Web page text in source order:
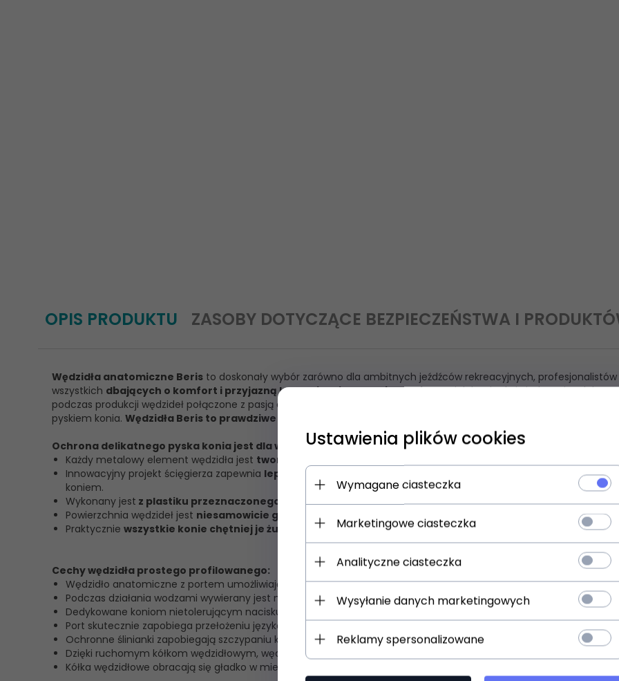
OPIS PRODUKTU ZASOBY DOTYCZĄCE BEZPIECZEŃSTWA I
Wędzidła anatomiczne Beris to doskonały wybór zarówno dla ambitnych jeźdźców rekreacyjnych,
wszystkich dbających o komfort i przyjazną komunikację ze swoim koniem. Wieloletnie doświadczenie
podczas produkcji wędzideł połączone z pasją do jeździectwa, pozwoliły stworzyć produkt zgodny z anatomią i
pyskiem konia. Wędzidła Beris to prawdziwe niemieckie rzemiosło.
Ochrona delikatnego pyska konia jest dla wytwórców najważniejsza.
Każdy metalowy element wędzidła jest tworzony ręcznie
Innowacyjny projekt ścięgierza zapewnia lepszą akceptację wędzidła
pomiędzy
koniem.
Wykonany jest z plastiku przeznaczonego do kontaktu z żywnością, co gwarantuje bezpieczne użycie.
Powierzchnia wędzideł jest niesamowicie gładka
, umożliwia więc tym samym ślizg przy nawet niewielkiej ilości
Praktycznie wszystkie konie chętniej je żują i łatwiej akceptująod innych dostępnych na rynku wędzideł.
Cechy wędzidła prostego profilowanego:
Wędzidło anatomiczne z portem umożliwiającym dużą swobodę i ruchomość języka
Podczas działania wodzami wywierany jest nacisk głównie na żuchwę
Dedykowane koniom nietolerującym nacisku na język
Port skutecznie zapobiega przełożeniu języka nad wędzidło
Ochronne ślinianki zapobiegają szczypaniu kącików ust
Dzięki ruchomym kółkom wędzidłowym, wędzidło zyskuje dodatkową mobilność i delikatność
Kółka wędzidłowe obracają się gładko w miedzianych tunelach, nie zaburzając kontaktu między jeźdźcem a
Ustawienia plików cookies
Wymagane ciasteczka
Marketingowe ciasteczka
Analityczne ciasteczka
Wysyłanie danych marketingowych
Reklamy spersonalizowane